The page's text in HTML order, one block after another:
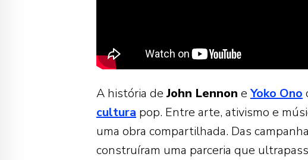
A história de John Lennon eYoko Ono
cultura pop. Entre arte, ativismo e
uma obra compartilhada. Das
construíram uma parceria que